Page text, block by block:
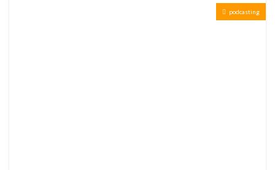
podcasting